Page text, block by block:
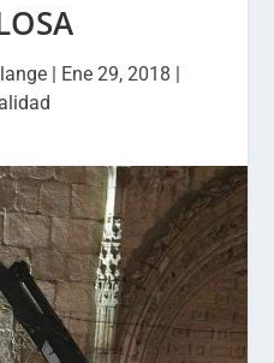
| Ene 29, 2018 |